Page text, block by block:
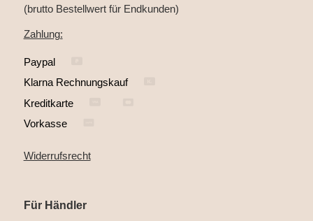
(brutto Bestellwert für Endkunden)
Zahlung:
Paypal
Klarna Rechnungskauf
Kreditkarte
Vorkasse
Widerrufsrecht
Für Händler